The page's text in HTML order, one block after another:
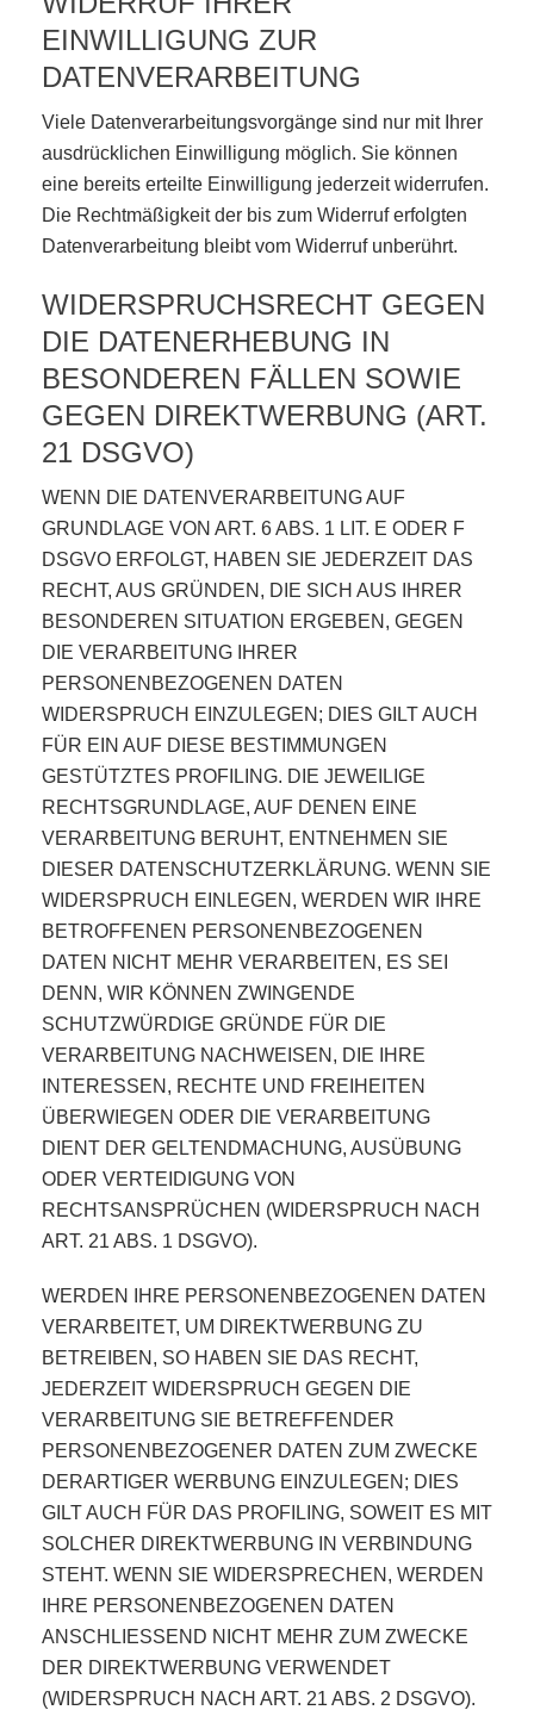
EINWILLIGUNG ZUR
DATENVERARBEITUNG
Viele Datenverarbeitungsvorgänge sind nur mit Ihrer
ausdrücklichen Einwilligung möglich. Sie können
eine bereits erteilte Einwilligung jederzeit widerrufen.
Die Rechtmäßigkeit der bis zum Widerruf erfolgten
Datenverarbeitung bleibt vom Widerruf unberührt.
WIDERSPRUCHSRECHT GEGEN
DIE DATENERHEBUNG IN
BESONDEREN FÄLLEN SOWIE
GEGEN DIREKTWERBUNG (ART.
21 DSGVO)
WENN DIE DATENVERARBEITUNG AUF
GRUNDLAGE VON ART. 6 ABS. 1 LIT. E ODER F
DSGVO ERFOLGT, HABEN SIE JEDERZEIT DAS
RECHT, AUS GRÜNDEN, DIE SICH AUS IHRER
BESONDEREN SITUATION ERGEBEN, GEGEN
DIE VERARBEITUNG IHRER
PERSONENBEZOGENEN DATEN
WIDERSPRUCH EINZULEGEN; DIES GILT AUCH
FÜR EIN AUF DIESE BESTIMMUNGEN
GESTÜTZTES PROFILING. DIE JEWEILIGE
RECHTSGRUNDLAGE, AUF DENEN EINE
VERARBEITUNG BERUHT, ENTNEHMEN SIE
DIESER DATENSCHUTZERKLÄRUNG. WENN SIE
WIDERSPRUCH EINLEGEN, WERDEN WIR IHRE
BETROFFENEN PERSONENBEZOGENEN
DATEN NICHT MEHR VERARBEITEN, ES SEI
DENN, WIR KÖNNEN ZWINGENDE
SCHUTZWÜRDIGE GRÜNDE FÜR DIE
VERARBEITUNG NACHWEISEN, DIE IHRE
INTERESSEN, RECHTE UND FREIHEITEN
ÜBERWIEGEN ODER DIE VERARBEITUNG
DIENT DER GELTENDMACHUNG, AUSÜBUNG
ODER VERTEIDIGUNG VON
RECHTSANSPRÜCHEN (WIDERSPRUCH NACH
ART. 21 ABS. 1 DSGVO).
WERDEN IHRE PERSONENBEZOGENEN DATEN
VERARBEITET, UM DIREKTWERBUNG ZU
BETREIBEN, SO HABEN SIE DAS RECHT,
JEDERZEIT WIDERSPRUCH GEGEN DIE
VERARBEITUNG SIE BETREFFENDER
PERSONENBEZOGENER DATEN ZUM ZWECKE
DERARTIGER WERBUNG EINZULEGEN; DIES
GILT AUCH FÜR DAS PROFILING, SOWEIT ES MIT
SOLCHER DIREKTWERBUNG IN VERBINDUNG
STEHT. WENN SIE WIDERSPRECHEN, WERDEN
IHRE PERSONENBEZOGENEN DATEN
ANSCHLIESSEND NICHT MEHR ZUM ZWECKE
DER DIREKTWERBUNG VERWENDET
(WIDERSPRUCH NACH ART. 21 ABS. 2 DSGVO).